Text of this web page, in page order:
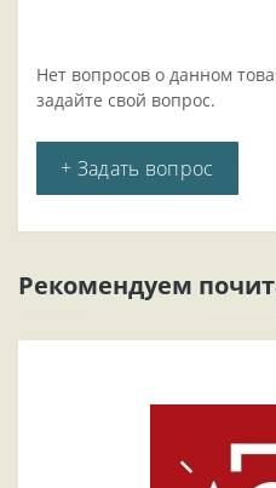
Нет вопросов о данном
задайте свой вопрос.
+ Задать вопрос
Рекомендуем